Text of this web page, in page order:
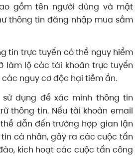
gồm tên người dùng và mật
thông tin đăng nhập mua sắm
tin trực tuyến có thể nguy hiểm
làm lộ các tài khoản trực tuyến
nguy cơ độc hại tiềm ẩn.
sử dụng để xác minh thông tin
thông tin. Nếu tài khoản email
dẫn đến trường hợp gian lận
cá nhân, gây ra các cuộc tấn
kích hoạt các cuộc tấn công